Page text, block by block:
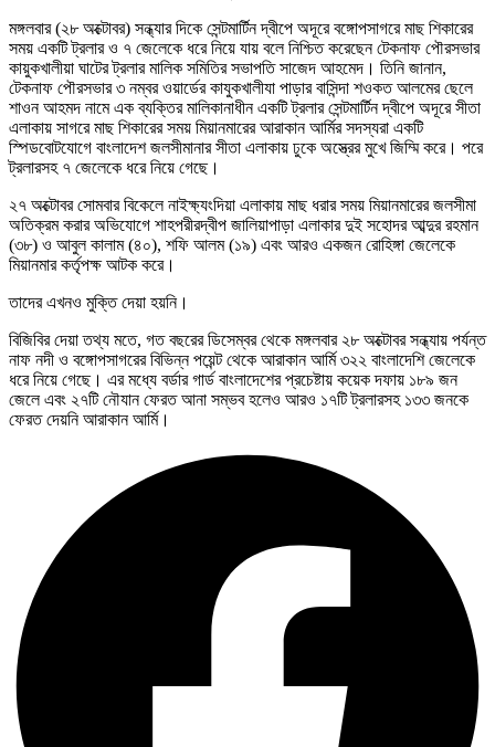
মঙ্গলবার (২৮ অক্টোবর) সন্ধ্যার দিকে সেন্টমার্টিন দ্বীপে অদূরে বঙ্গোপসাগরে মাছ শিকারের
সময় একটি ট্রলার ও ৭ জেলেকে ধরে নিয়ে যায় বলে নিশ্চিত করেছেন টেকনাফ পৌরসভার
কায়ুকখালীয়া ঘাটের ট্রলার মালিক সমিতির সভাপতি সাজেদ আহমেদ। তিনি জানান,
টেকনাফ পৌরসভার ৩ নম্বর ওয়ার্ডের কাযুকখালীযা পাড়ার বাসিন্দা শওকত আলমের ছেলে
শাওন আহমদ নামে এক ব্যক্তির মালিকানাধীন একটি ট্রলার সেন্টমার্টিন দ্বীপে অদূরে সীতা
এলাকায় সাগরে মাছ শিকারের সময় মিয়ানমারের আরাকান আর্মির সদস্যরা একটি
স্পিডবোটযোগে বাংলাদেশ জলসীমানার সীতা এলাকায় ঢুকে অস্ত্রের মুখে জিম্মি করে। পরে
ট্রলারসহ ৭ জেলেকে ধরে নিয়ে গেছে।
২৭ অক্টোবর সোমবার বিকেলে নাইক্ষ্যংদিয়া এলাকায় মাছ ধরার সময় মিয়ানমারের জলসীমা
অতিক্রম করার অভিযোগে শাহপরীরদ্বীপ জালিয়াপাড়া এলাকার দুই সহোদর আব্দুর রহমান
(৩৮) ও আবুল কালাম (৪০), শফি আলম (১৯) এবং আরও একজন রোহিঙ্গা জেলেকে
মিয়ানমার কর্তৃপক্ষ আটক করে।
তাদের এখনও মুক্তি দেয়া হয়নি।
বিজিবির দেয়া তথ্য মতে, গত বছরের ডিসেম্বর থেকে মঙ্গলবার ২৮ অক্টোবর সন্ধ্যায় পর্যন্ত
নাফ নদী ও বঙ্গোপসাগরের বিভিন্ন পয়েন্ট থেকে আরাকান আর্মি ৩২২ বাংলাদেশি জেলেকে
ধরে নিয়ে গেছে। এর মধ্যে বর্ডার গার্ড বাংলাদেশের প্রচেষ্টায় কয়েক দফায় ১৮৯ জন
জেলে এবং ২৭টি নৌযান ফেরত আনা সম্ভব হলেও আরও ১৭টি ট্রলারসহ ১৩৩ জনকে
ফেরত দেয়নি আরাকান আর্মি।